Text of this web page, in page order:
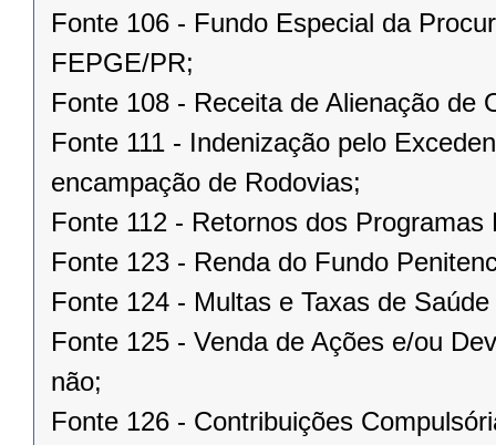
Fonte 106 - Fundo Especial da
FEPGE/PR;
Fonte 108 - Receita de Alienação de
Fonte 111 - Indenização pelo
encampação de Rodovias;
Fonte 112 - Retornos dos
Fonte 123 - Renda do Fundo
Fonte 124 - Multas e Taxas de
Fonte 125 - Venda de Ações e/ou
não;
Fonte 126 - Contribuições